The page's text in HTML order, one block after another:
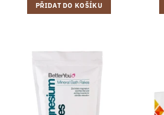
PŘIDAT DO KOŠÍKU